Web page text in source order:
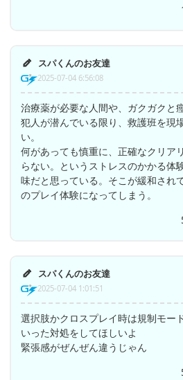
スパくんのお友達
2025-07-04 6:56:08
治療薬が必要な人間や、ガクガクと
犯人が潜んでいる限り、救護班を現
い。
何があっても慎重に、正確なクリア
らない。というストレスのかかる体
味だと思っている。そこが緩和され
のプレイ体験になってしまう。
スパくんのお友達
2025-07-04 1:01:51
選択肢かクロスプレイ時は規制モー
いった対処をしてほしいよ
緊張感がぜんぜん違うじゃん